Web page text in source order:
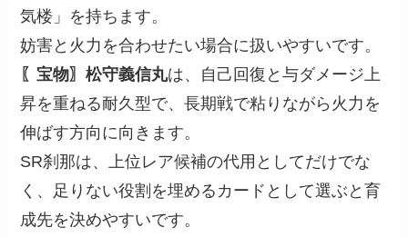
気楼」を持ちます。
妨害と火力を合わせたい場合に扱いやすいです。
〖宝物〗松守義信丸は、自己回復と与ダメージ上
昇を重ねる耐久型で、長期戦で粘りながら火力を
伸ばす方向に向きます。
SR刹那は、上位レア候補の代用としてだけでな
く、足りない役割を埋めるカードとして選ぶと育
成先を決めやすいです。